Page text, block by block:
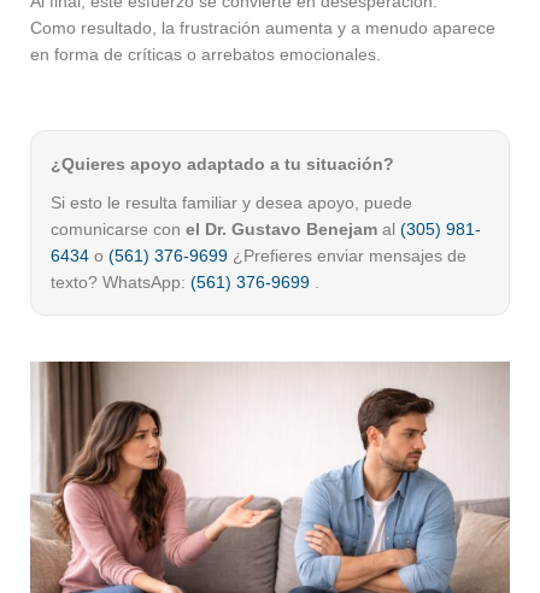
Como resultado, la frustración aumenta y a menudo aparece
en forma de críticas o arrebatos emocionales.
¿Quieres apoyo adaptado a tu situación?
Si esto le resulta familiar y desea apoyo, puede
comunicarse con el Dr. Gustavo Benejam al (305) 981-
6434 o (561) 376-9699 ¿Prefieres enviar mensajes de
texto? WhatsApp: (561) 376-9699 .